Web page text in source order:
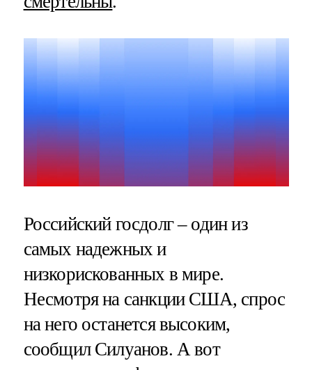
Российский госдолг – один из
самых надежных и
низкорискованных в мире.
Несмотря на санкции США, спрос
на него останется высоким,
сообщил Силуанов. А вот